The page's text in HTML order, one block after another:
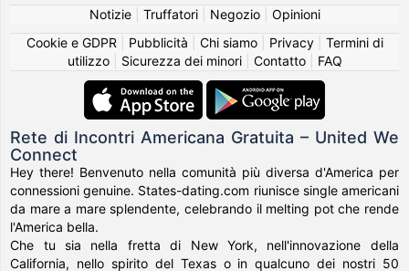
Notizie| Truffatori| Negozio| Opinioni
Cookie e GDPR
Pubblicità Chi siamo| Privacy| Termini di
utilizzo| Sicurezza dei minori| Contatto| FAQ
Rete di Incontri Americana Gratuita – United We
Connect
Hey there! Benvenuto nella comunità più diversa d'America per
connessioni genuine. States-dating.com riunisce single americani
da mare a mare splendente, celebrando il melting pot che rende
l'America bella.
Che tu sia nella fretta di New York, nell'innovazione della
California, nello spirito del Texas o in qualcuno dei nostri 50